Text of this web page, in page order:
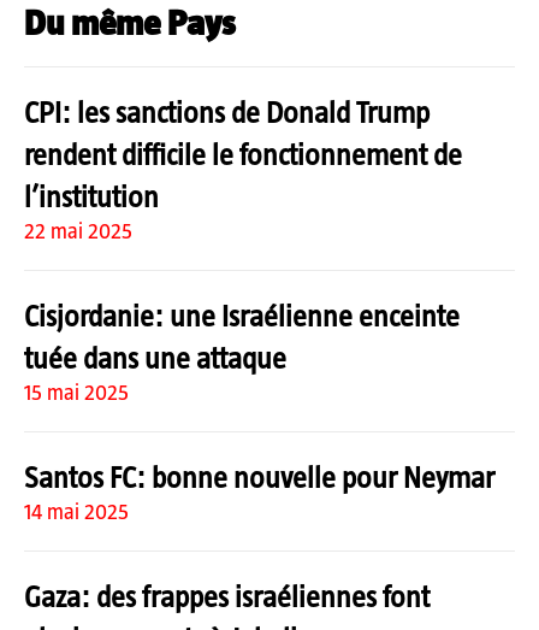
Du même Pays
CPI: les sanctions de Donald Trump
rendent difficile le fonctionnement de
l’institution
22 mai 2025
Cisjordanie: une Israélienne enceinte
tuée dans une attaque
15 mai 2025
Santos FC: bonne nouvelle pour Neymar
14 mai 2025
Gaza: des frappes israéliennes font